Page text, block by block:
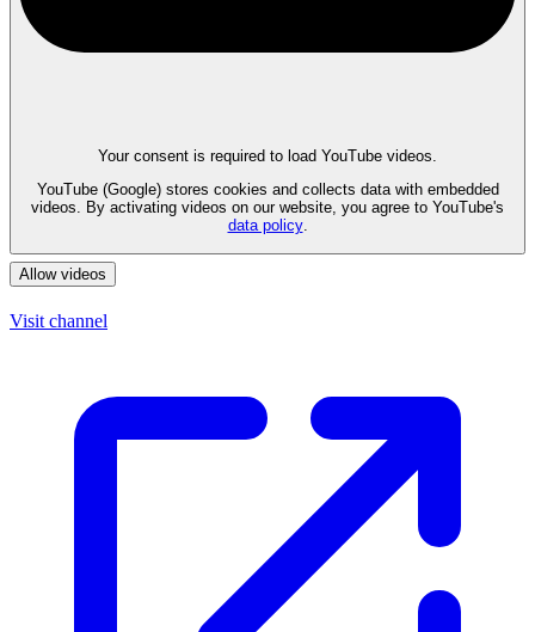
Your consent is required to load YouTube videos.
YouTube (Google) stores cookies and collects data with embedded
videos. By activating videos on our website, you agree to YouTube's
data policy.
Allow videos
Visit channel